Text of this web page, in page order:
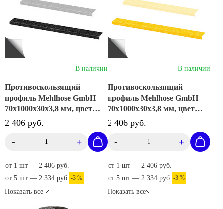
В наличии
Противоскользящий
профиль Mehlhose GmbH
70х1000х30х3,8 мм, цвет
черный, GTMS0701000
2 406 руб.
- +
от 1 шт — 2 406 руб.
от 5 шт — 2 334 руб. -3 %
Показать все
В наличии
Противоскользящий
профиль Mehlhose GmbH
70х1000х30х3,8 мм, цвет
желтый, GTMG0701000
2 406 руб.
- +
от 1 шт — 2 406 руб.
от 5 шт — 2 334 руб. -3 %
Показать все